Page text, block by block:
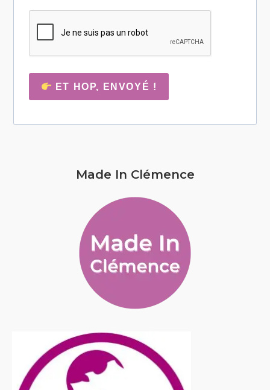
ET HOP, ENVOYÉ !
Made In Clémence